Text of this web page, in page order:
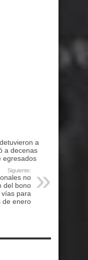
a
a decenas
egresados
Siguiente:
no
del bono
para
de enero